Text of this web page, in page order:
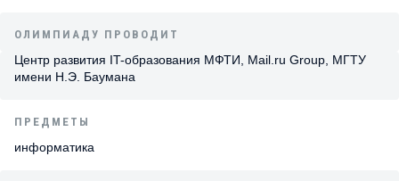
ОЛИМПИАДУ ПРОВОДИТ
Центр развития IT-образования МФТИ, Mail.ru Group, МГТУ
имени Н.Э. Баумана
ПРЕДМЕТЫ
информатика